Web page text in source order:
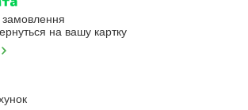
на вашу картку